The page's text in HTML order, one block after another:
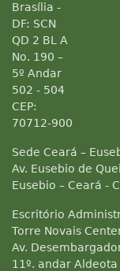
Brasília -
DF: SCN
QD 2 BL A
No. 190 –
5º Andar
502 - 504
CEP:
70712-900
Sede Ceará –
Av. Eusebio de
Eusebio – Ceará -
Escritório
Torre Novais
Av.
11º. andar Aldeota